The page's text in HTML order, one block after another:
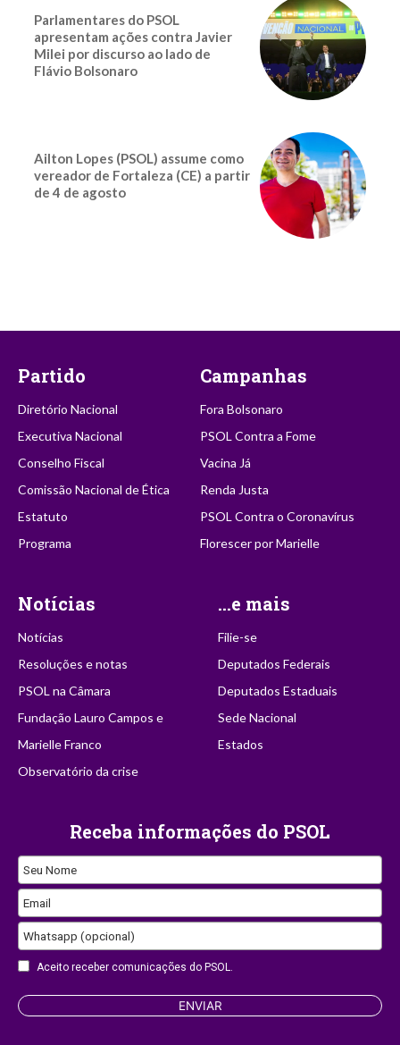
Parlamentares do PSOL
apresentam ações contra Javier
Milei por discurso ao lado de
Flávio Bolsonaro
Ailton Lopes (PSOL) assume como
vereador de Fortaleza (CE) a partir
de 4 de agosto
Partido
Diretório Nacional
Executiva Nacional
Conselho Fiscal
Comissão Nacional de Ética
Estatuto
Programa
Campanhas
Fora Bolsonaro
PSOL Contra a Fome
Vacina Já
Renda Justa
PSOL Contra o Coronavírus
Florescer por Marielle
Notícias
Notícias
Resoluções e notas
PSOL na Câmara
Fundação Lauro Campos e
Marielle Franco
Observatório da crise
...e mais
Filie-se
Deputados Federais
Deputados Estaduais
Sede Nacional
Estados
Receba informações do PSOL
Seu Nome
Email
Whatsapp (opcional)
Contact
Aceito receber comunicações do PSOL.
ENVIAR